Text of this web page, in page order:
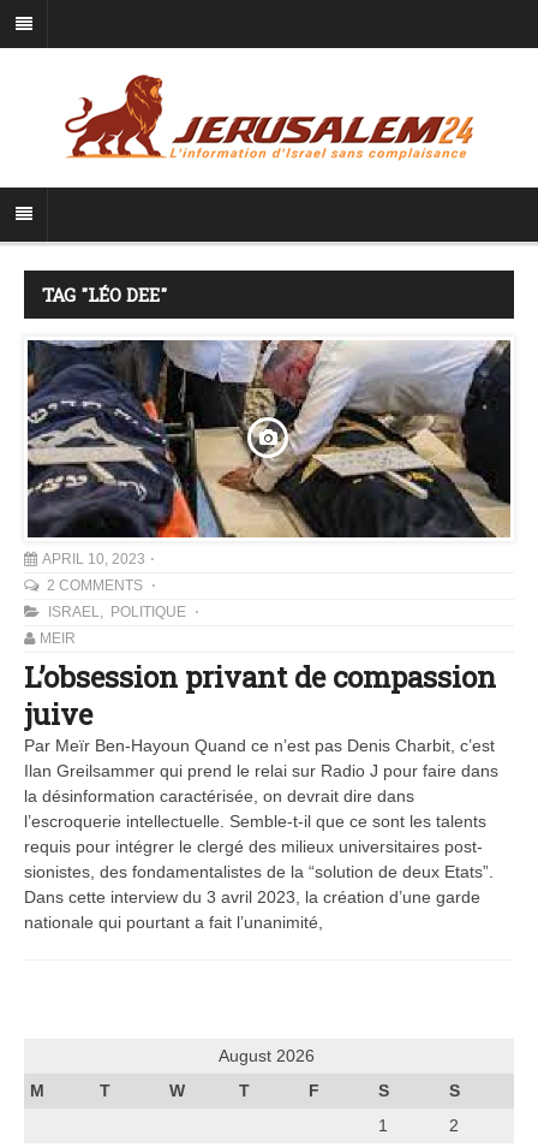
TAG "LÉO DEE"
APRIL 10, 2023
2 COMMENTS
ISRAEL, POLITIQUE
MEIR
L’obsession privant de compassion
juive
Par Meïr Ben-Hayoun Quand ce n’est pas Denis Charbit, c’est
Ilan Greilsammer qui prend le relai sur Radio J pour faire dans
la désinformation caractérisée, on devrait dire dans
l’escroquerie intellectuelle. Semble-t-il que ce sont les talents
requis pour intégrer le clergé des milieux universitaires post-
sionistes, des fondamentalistes de la “solution de deux Etats”.
Dans cette interview du 3 avril 2023, la création d’une garde
nationale qui pourtant a fait l’unanimité,
August 2026
M
T W T F S
S
1
2